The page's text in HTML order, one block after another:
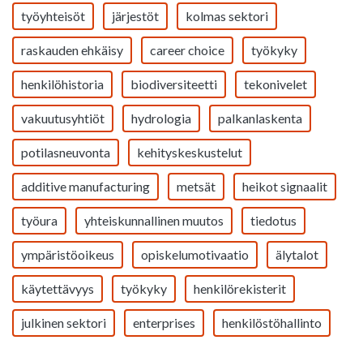
työyhteisöt järjestöt kolmas sektori
raskauden ehkäisy career choice työkyky
henkilöhistoria biodiversiteetti tekonivelet
vakuutusyhtiöt hydrologia palkanlaskenta
potilasneuvonta kehityskeskustelut
additive manufacturing metsät heikot signaalit
työura yhteiskunnallinen muutos tiedotus
ympäristöoikeus opiskelumotivaatio älytalot
käytettävyys työkyky henkilörekisterit
julkinen sektori enterprises henkilöstöhallinto